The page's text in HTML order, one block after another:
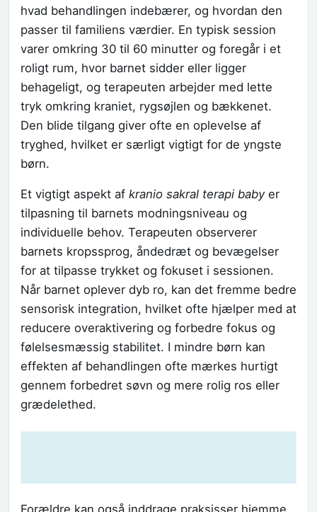
hvad behandlingen indebærer, og hvordan den
passer til familiens værdier. En typisk session
varer omkring 30 til 60 minutter og foregår i et
roligt rum, hvor barnet sidder eller ligger
behageligt, og terapeuten arbejder med lette
tryk omkring kraniet, rygsøjlen og bækkenet.
Den blide tilgang giver ofte en oplevelse af
tryghed, hvilket er særligt vigtigt for de yngste
børn.
Et vigtigt aspekt af kranio sakral terapi babyer
tilpasning til barnets modningsniveau og
individuelle behov. Terapeuten observerer
barnets kropssprog, åndedræt og bevægelser
for at tilpasse trykket og fokuset i sessionen.
Når barnet oplever dyb ro, kan det fremme bedre
sensorisk integration, hvilket ofte hjælper med at
reducere overaktivering og forbedre fokus og
følelsesmæssig stabilitet. I mindre børn kan
effekten af behandlingen ofte mærkes hurtigt
gennem forbedret søvn og mere rolig ros eller
grædelethed.
Forældre kan også inddrage praksisser hjemme,